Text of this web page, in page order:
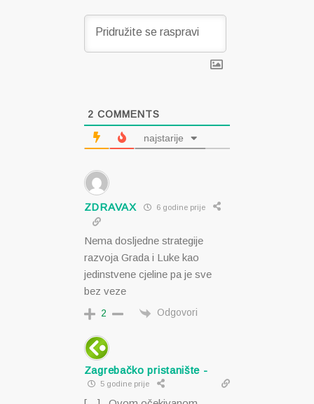
2 COMMENTS
najstarije
ZDRAVAX 6 godine prije
Nema dosljedne strategije
razvoja Grada i Luke kao
jedinstvene cjeline pa je sve
bez veze
2 Odgovori
Zagrebačko pristanište -
5 godine prije